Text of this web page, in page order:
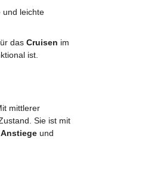
und leichte
das Cruisen im
ist.
mittlerer
Sie ist mit
und